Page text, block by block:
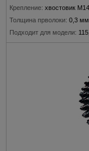
Крепление: хвостовик М14
Толщина прволоки: 0,3 мм
Подходит для модели: